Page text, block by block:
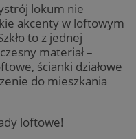
lokum nie
akcenty w loftowym
to z jednej
materiał –
ścianki działowe
do mieszkania
loftowe!